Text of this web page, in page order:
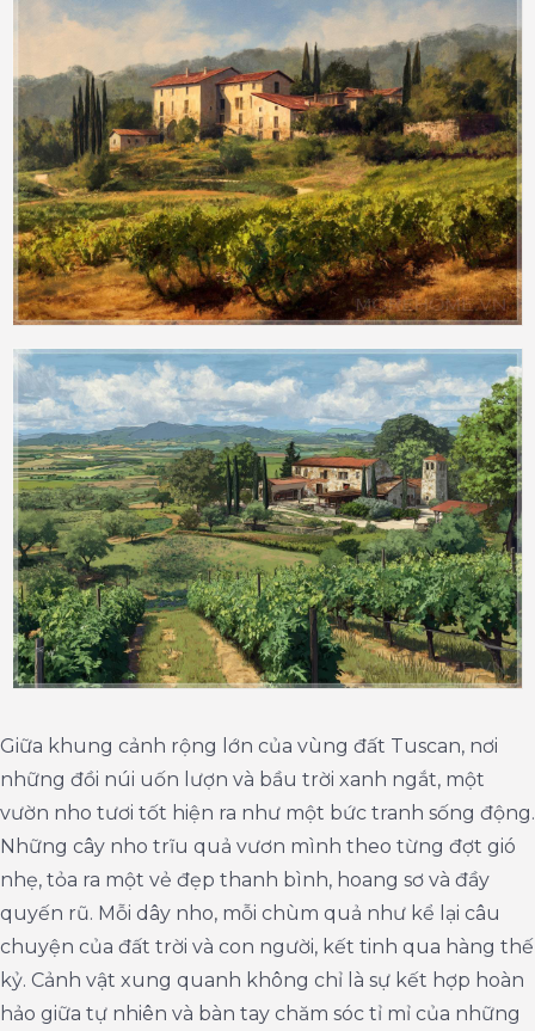
Giữa khung cảnh rộng lớn của vùng đất Tuscan, nơi
những đồi núi uốn lượn và bầu trời xanh ngắt, một
vườn nho tươi tốt hiện ra như một bức tranh sống động.
Những cây nho trĩu quả vươn mình theo từng đợt gió
nhẹ, tỏa ra một vẻ đẹp thanh bình, hoang sơ và đầy
quyến rũ. Mỗi dây nho, mỗi chùm quả như kể lại câu
chuyện của đất trời và con người, kết tinh qua hàng thế
kỷ. Cảnh vật xung quanh không chỉ là sự kết hợp hoàn
hảo giữa tự nhiên và bàn tay chăm sóc tỉ mỉ của những